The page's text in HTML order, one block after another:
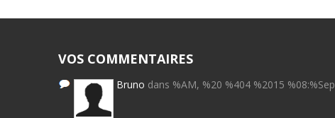
VOS COMMENTAIRES
Bruno dans %AM, %20 %404 %2015 %08:%Sep